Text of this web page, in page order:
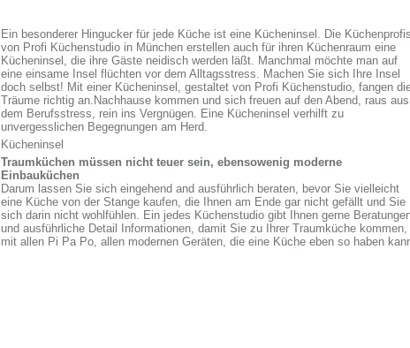
Ein besonderer Hingucker für jede Küche ist eine Kücheninsel. Die
von Profi Küchenstudio in München erstellen auch für ihren Küchenraum eine
Kücheninsel, die ihre Gäste neidisch werden läßt. Manchmal möchte man auf
eine einsame Insel flüchten vor dem Alltagsstress. Machen Sie sich Ihre Insel
doch selbst! Mit einer Kücheninsel, gestaltet von Profi Küchenstudio, fangen
Träume richtig an.Nachhause kommen und sich freuen auf den Abend, raus aus
dem Berufsstress, rein ins Vergnügen. Eine Kücheninsel verhilft zu
unvergesslichen Begegnungen am Herd.
Kücheninsel
Traumküchen müssen nicht teuer sein, ebensowenig moderne
Einbauküchen
Darum lassen Sie sich eingehend and ausführlich beraten, bevor Sie vielleicht
eine Küche von der Stange kaufen, die Ihnen am Ende gar nicht gefällt und Sie
sich darin nicht wohlfühlen. Ein jedes Küchenstudio gibt Ihnen gerne
und ausführliche Detail Informationen, damit Sie zu Ihrer Traumküche kommen,
mit allen Pi Pa Po, allen modernen Geräten, die eine Küche eben so haben